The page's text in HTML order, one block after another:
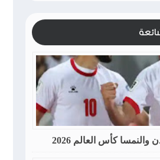
والنمسا كأس العالم 2026